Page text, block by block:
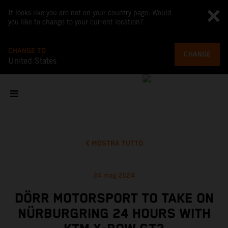
It looks like you are not on your country page. Would
you like to change to your current location?
CHANGE TO
United States
CHANGE
MOSTRA TUTTO
24 mag 2024
DÖRR MOTORSPORT TO TAKE ON
NÜRBURGRING 24 HOURS WITH